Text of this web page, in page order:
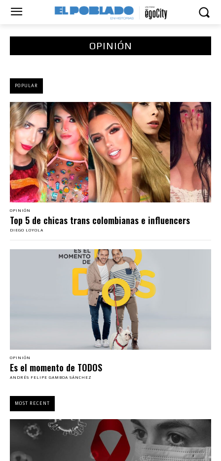
OPINIÓN
POPULAR
OPINIÓN
Top 5 de chicas trans colombianas e influencers
DIEGO LOYOLA
OPINIÓN
Es el momento de TODOS
ANDRÉS FELIPE GAMBOA SÁNCHEZ
MOST RECENT